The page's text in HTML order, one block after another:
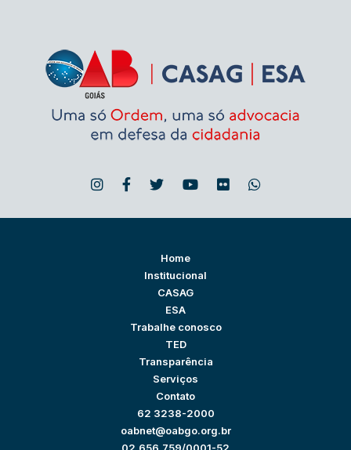
Home
Institucional
CASAG
ESA
Trabalhe conosco
TED
Transparência
Serviços
Contato
62 3238-2000
oabnet@oabgo.org.br